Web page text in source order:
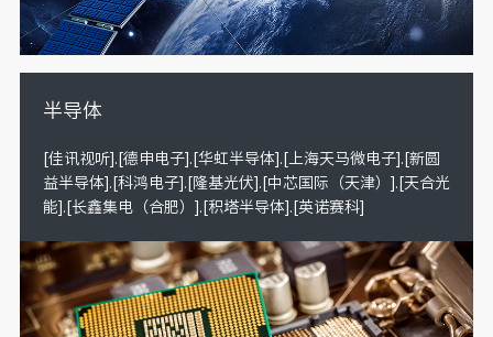
半导体
[佳讯视听].[德申电子].[华虹半导体].[上海天马微电子].[新圆
益半导体].[科鸿电子].[隆基光伏].[中芯国际（天津）].[天合光
能].[长鑫集电（合肥）].[积塔半导体].[英诺赛科]